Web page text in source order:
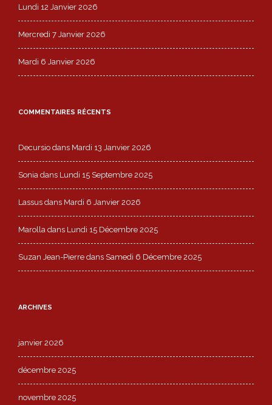
Lundi 12 Janvier 2026
Mercredi 7 Janvier 2026
Mardi 6 Janvier 2026
COMMENTAIRES RÉCENTS
Decursio dans Mardi 13 Janvier 2026
Sonia dans Lundi 15 Septembre 2025
Lassus dans Mardi 6 Janvier 2026
Marolla dans Lundi 15 Décembre 2025
Suzan Jean-Pierre dans Samedi 6 Décembre 2025
ARCHIVES
janvier 2026
décembre 2025
novembre 2025